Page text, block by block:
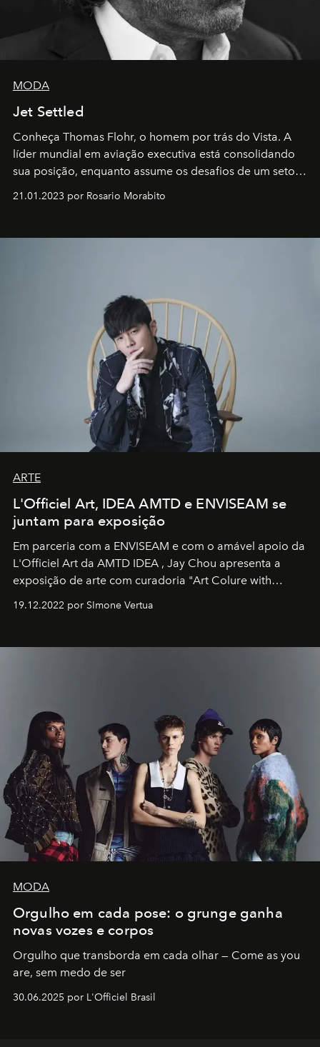
MODA
Jet Settled
Conheça Thomas Flohr, o homem por trás do Vista. A
líder mundial em aviação executiva está consolidando
sua posição, enquanto assume os desafios de um setor
em rápida evolução e redefinindo o conceito de luxo
21.01.2023 por Rosario Morabito
ARTE
L'Officiel Art, IDEA AMTD e ENVISEAM se
juntam para exposição
Em parceria com a ENVISEAM e com o amável apoio da
L'Officiel Art da AMTD IDEA , Jay Chou apresenta a
exposição de arte com curadoria "Art Colure with
19.12.2022 por SImone Vertua
MODA
Orgulho em cada pose: o grunge ganha
novas vozes e corpos
Orgulho que transborda em cada olhar — Come as you
are, sem medo de ser
30.06.2025 por L'Officiel Brasil